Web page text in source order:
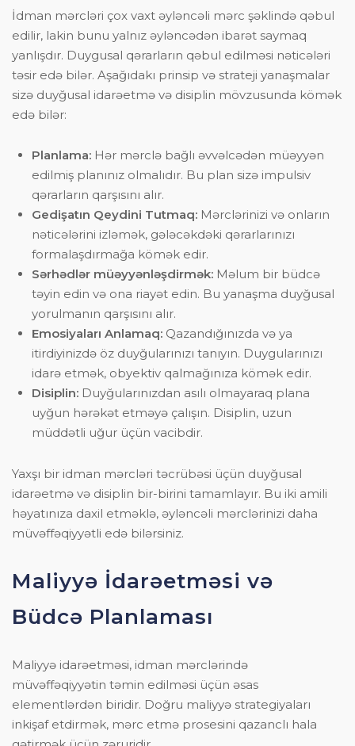
İdman mərcləri çox vaxt əyləncəli mərc şəklində qəbul
edilir, lakin bunu yalnız əyləncədən ibarət saymaq
yanlışdır. Duygusal qərarların qəbul edilməsi nəticələri
təsir edə bilər. Aşağıdakı prinsip və strateji yanaşmalar
sizə duyğusal idarəetmə və disiplin mövzusunda kömək
edə bilər:
Planlama: Hər mərclə bağlı əvvəlcədən müəyyən
edilmiş planınız olmalıdır. Bu plan sizə impulsiv
qərarların qarşısını alır.
Gedişatın Qeydini Tutmaq: Mərclərinizi və onların
nəticələrini izləmək, gələcəkdəki qərarlarınızı
formalaşdırmağa kömək edir.
Sərhədlər müəyyənləşdirmək: Məlum bir büdcə
təyin edin və ona riayət edin. Bu yanaşma duyğusal
yorulmanın qarşısını alır.
Emosiyaları Anlamaq: Qazandığınızda və ya
itirdiyinizdə öz duyğularınızı tanıyın. Duygularınızı
idarə etmək, obyektiv qalmağınıza kömək edir.
Disiplin: Duyğularınızdan asılı olmayaraq plana
uyğun hərəkət etməyə çalışın. Disiplin, uzun
müddətli uğur üçün vacibdir.
Yaxşı bir idman mərcləri təcrübəsi üçün duyğusal
idarəetmə və disiplin bir-birini tamamlayır. Bu iki amili
həyatınıza daxil etməklə, əyləncəli mərclərinizi daha
müvəffəqiyyətli edə bilərsiniz.
Maliyyə İdarəetməsi və
Büdcə Planlaması
Maliyyə idarəetməsi, idman mərclərində
müvəffəqiyyətin təmin edilməsi üçün əsas
elementlərdən biridir. Doğru maliyyə strategiyaları
inkişaf etdirmək, mərc etmə prosesini qazanclı hala